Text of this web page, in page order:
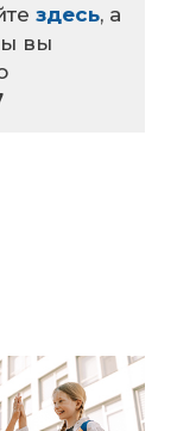
здесь, а
вы